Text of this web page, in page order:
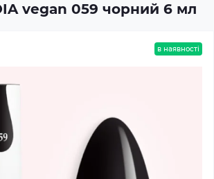
vegan 059 чорний 6 мл
в наявності